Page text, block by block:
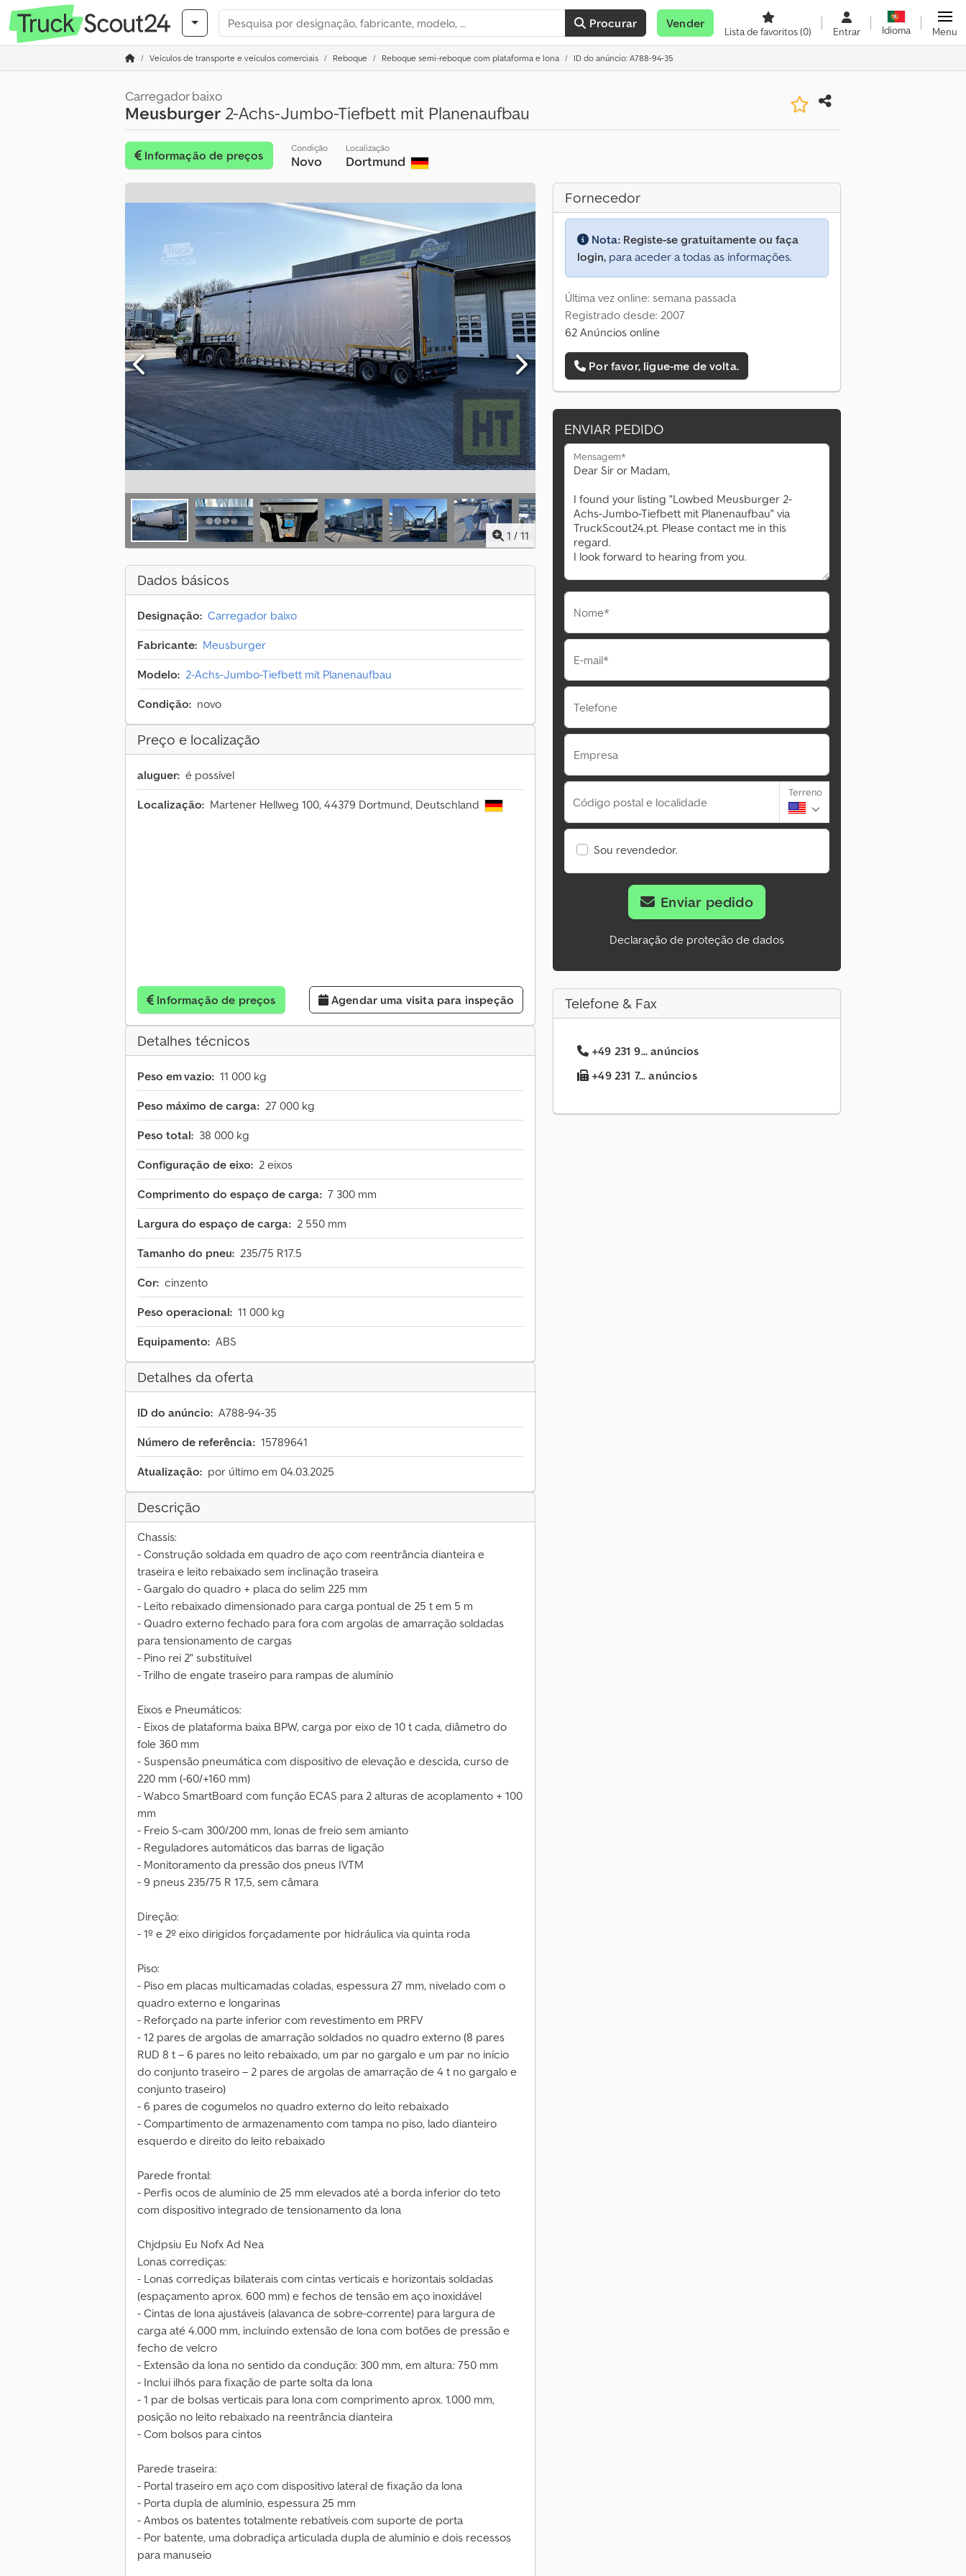
Procurar Vender
Lista de favoritos(0) Entrar Idioma Menu
Veículos de transporte e veículos comerciais Reboque Reboque semi-reboque com plataforma e lona ID do anúncio: A788-94-35
Carregador baixo
Meusburger 2-Achs-Jumbo-Tiefbett mit Planenaufbau
Informação de preços
Condição
Novo
Localização
Dortmund
1 / 11
Dados básicos
Designação: Carregador baixo
Fabricante: Meusburger
Modelo: 2-Achs-Jumbo-Tiefbett mit Planenaufbau
Condição: novo
Preço e localização
aluguer: é possível
Localização: Martener Hellweg 100, 44379 Dortmund, Deutschland
Informação de preços Agendar uma visita para inspeção
Detalhes técnicos
Peso em vazio: 11 000 kg
Peso máximo de carga: 27 000 kg
Peso total: 38 000 kg
Configuração de eixo: 2 eixos
Comprimento do espaço de carga: 7 300 mm
Largura do espaço de carga: 2 550 mm
Tamanho do pneu: 235/75 R17.5
Cor: cinzento
Peso operacional: 11 000 kg
Equipamento: ABS
Detalhes da oferta
ID do anúncio: A788-94-35
Número de referência: 15789641
Atualização: por último em 04.03.2025
Descrição
Chassis:
- Construção soldada em quadro de aço com reentrância dianteira e
traseira e leito rebaixado sem inclinação traseira
- Gargalo do quadro + placa do selim 225 mm
- Leito rebaixado dimensionado para carga pontual de 25 t em 5 m
- Quadro externo fechado para fora com argolas de amarração soldadas
para tensionamento de cargas
- Pino rei 2" substituível
- Trilho de engate traseiro para rampas de alumínio
Eixos e Pneumáticos:
- Eixos de plataforma baixa BPW, carga por eixo de 10 t cada, diâmetro do
fole 360 mm
- Suspensão pneumática com dispositivo de elevação e descida, curso de
220 mm (-60/+160 mm)
- Wabco SmartBoard com função ECAS para 2 alturas de acoplamento + 100
mm
- Freio S-cam 300/200 mm, lonas de freio sem amianto
- Reguladores automáticos das barras de ligação
- Monitoramento da pressão dos pneus IVTM
- 9 pneus 235/75 R 17,5, sem câmara
Direção:
- 1º e 2º eixo dirigidos forçadamente por hidráulica via quinta roda
Piso:
- Piso em placas multicamadas coladas, espessura 27 mm, nivelado com o
quadro externo e longarinas
- Reforçado na parte inferior com revestimento em PRFV
- 12 pares de argolas de amarração soldados no quadro externo (8 pares
RUD 8 t – 6 pares no leito rebaixado, um par no gargalo e um par no início
do conjunto traseiro – 2 pares de argolas de amarração de 4 t no gargalo e
conjunto traseiro)
- 6 pares de cogumelos no quadro externo do leito rebaixado
- Compartimento de armazenamento com tampa no piso, lado dianteiro
esquerdo e direito do leito rebaixado
Parede frontal:
- Perfis ocos de alumínio de 25 mm elevados até a borda inferior do teto
com dispositivo integrado de tensionamento da lona
Chjdpsiu Eu Nofx Ad Nea
Lonas corrediças:
- Lonas corrediças bilaterais com cintas verticais e horizontais soldadas
(espaçamento aprox. 600 mm) e fechos de tensão em aço inoxidável
- Cintas de lona ajustáveis (alavanca de sobre-corrente) para largura de
carga até 4.000 mm, incluindo extensão de lona com botões de pressão e
fecho de velcro
- Extensão da lona no sentido da condução: 300 mm, em altura: 750 mm
- Inclui ilhós para fixação de parte solta da lona
- 1 par de bolsas verticais para lona com comprimento aprox. 1.000 mm,
posição no leito rebaixado na reentrância dianteira
- Com bolsos para cintos
Parede traseira:
- Portal traseiro em aço com dispositivo lateral de fixação da lona
- Porta dupla de alumínio, espessura 25 mm
- Ambos os batentes totalmente rebatíveis com suporte de porta
- Por batente, uma dobradiça articulada dupla de alumínio e dois recessos
para manuseio
Fornecedor
Nota: Registe-se gratuitamente ou faça
login, para aceder a todas as informações.
Última vez online: semana passada
Registrado desde: 2007
62 Anúncios online
Por favor, ligue-me de volta.
ENVIAR PEDIDO
Mensagem*
Nome*
E-mail*
Telefone
Empresa
Código postal e localidade
Terreno
Sou revendedor.
Enviar pedido
Declaração de proteção de dados
Telefone & Fax
+49 231 9... anúncios
+49 231 7... anúncios